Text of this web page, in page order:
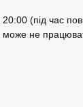
(під час
може не